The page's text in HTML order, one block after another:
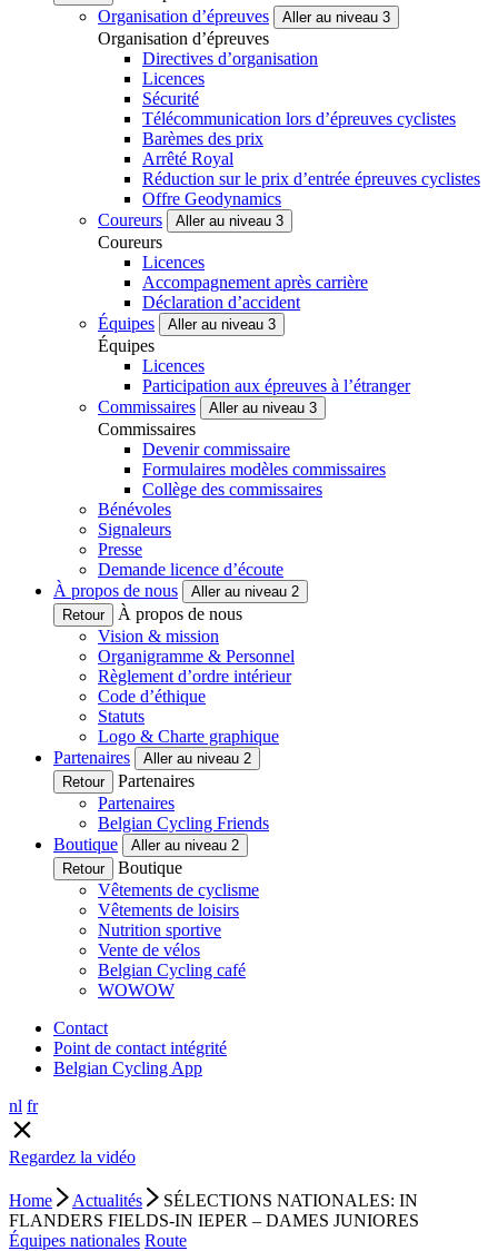
Organisation d’épreuves
Aller au niveau 3
Organisation d’épreuves
Directives d’organisation
Licences
Sécurité
Télécommunication lors d’épreuves cyclistes
Barèmes des prix
Arrêté Royal
Réduction sur le prix d’entrée épreuves cyclistes
Offre Geodynamics
Coureurs
Aller au niveau 3
Coureurs
Licences
Accompagnement après carrière
Déclaration d’accident
Équipes
Aller au niveau 3
Équipes
Licences
Participation aux épreuves à l’étranger
Commissaires
Aller au niveau 3
Commissaires
Devenir commissaire
Formulaires modèles commissaires
Collège des commissaires
Bénévoles
Signaleurs
Presse
Demande licence d’écoute
À propos de nous
Aller au niveau 2
Retour
À propos de nous
Vision & mission
Organigramme & Personnel
Règlement d’ordre intérieur
Code d’éthique
Statuts
Logo & Charte graphique
Partenaires
Aller au niveau 2
Retour
Partenaires
Partenaires
Belgian Cycling Friends
Boutique
Aller au niveau 2
Retour
Boutique
Vêtements de cyclisme
Vêtements de loisirs
Nutrition sportive
Vente de vélos
Belgian Cycling café
WOWOW
Contact
Point de contact intégrité
Belgian Cycling App
nl fr
Regardez la vidéo
Home Actualités
SÉLECTIONS NATIONALES: IN
FLANDERS FIELDS-IN IEPER – DAMES JUNIORES
Équipes nationales Route